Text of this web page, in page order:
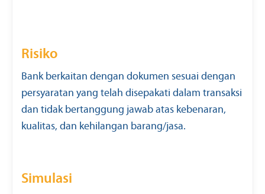
Risiko
Bank berkaitan dengan dokumen sesuai dengan
persyaratan yang telah disepakati dalam transaksi
dan tidak bertanggung jawab atas kebenaran,
kualitas, dan kehilangan barang/jasa.
Simulasi